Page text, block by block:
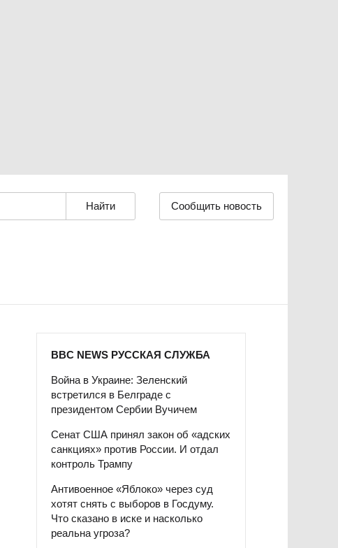
Сообщить новость
BBC NEWS РУССКАЯ СЛУЖБА
Война в Украине: Зеленский
встретился в Белграде с
президентом Сербии Вучичем
Сенат США принял закон об «адских
санкциях» против России. И отдал
контроль Трампу
Антивоенное «Яблоко» через суд
хотят снять с выборов в Госдуму.
Что сказано в иске и насколько
реальна угроза?